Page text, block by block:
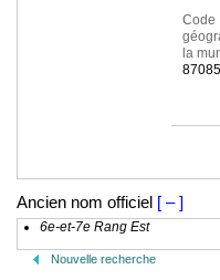
Code
la
87085
Ancien nom officiel [ – ]
6e-et-7e Rang Est
Nouvelle recherche